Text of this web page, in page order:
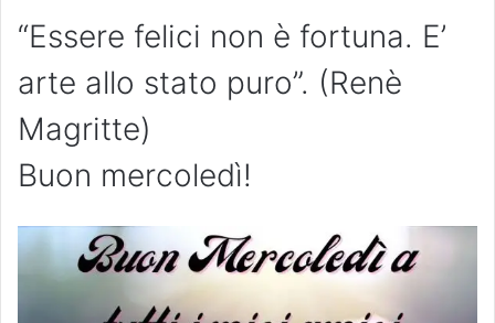
“Essere felici non è fortuna. E’
arte allo stato puro”. (Renè
Magritte)
Buon mercoledì!